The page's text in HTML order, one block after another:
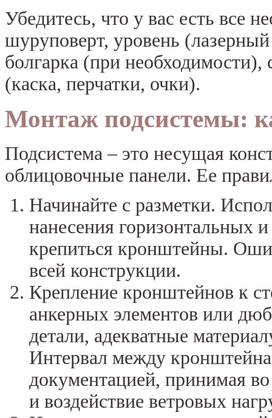
Убедитесь, что у вас есть все
шуруповерт, уровень
болгарка (при
(каска, перчатки, очки).
Монтаж подсистемы:
Подсистема – это несущая
облицовочные панели. Ее
Начинайте с разметки.
нанесения горизонтальных
крепиться кронштейны.
всей конструкции.
Крепление кронштейнов к
анкерных элементов или
детали, адекватные
Интервал между
документацией, принимая
и воздействие ветровых